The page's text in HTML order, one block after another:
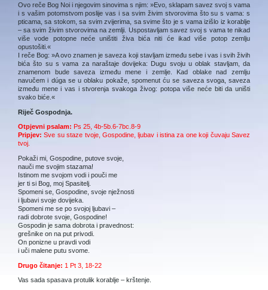
Ovo reče Bog Noi i njegovim sinovima s njim: »Evo, sklapam savez svoj s vama
i s vašim potomstvom poslije vas i sa svim živim stvorovima što su s vama: s
pticama, sa stokom, sa svim zvijerima, sa svime što je s vama izišlo iz korablje
– sa svim živim stvorovima na zemlji. Uspostavljam savez svoj s vama te nikad
više vode potopne neće uništiti živa bića niti će ikad više potop zemlju
opustošiti.«
I reče Bog: »A ovo znamen je saveza koji stavljam između sebe i vas i svih živih
bića što su s vama za naraštaje dovijeka: Dugu svoju u oblak stavljam, da
znamenom bude saveza između mene i zemlje. Kad oblake nad zemlju
navučem i dúga se u oblaku pokaže, spomenut ću se saveza svoga, saveza
između mene i vas i stvorenja svakoga živog: potopa više neće biti da uništi
svako biće.«
Riječ Gospodnja.
Otpjevni psalam: Ps 25, 4b-5b.6-7bc.8-9
Pripjev:Sve su staze tvoje, Gospodine, ljubav i istina za one koji čuvaju Savez
tvoj.
Pokaži mi, Gospodine, putove svoje,
nauči me svojim stazama!
Istinom me svojom vodi i pouči me
jer ti si Bog, moj Spasitelj.
Spomeni se, Gospodine, svoje nježnosti
i ljubavi svoje dovijeka.
Spomeni me se po svojoj ljubavi –
radi dobrote svoje, Gospodine!
Gospodin je sama dobrota i pravednost:
grešnike on na put privodi.
On ponizne u pravdi vodi
i uči malene putu svome.
Drugo čitanje: 1 Pt 3, 18-22
Vas sada spasava protulik korablje – krštenje.